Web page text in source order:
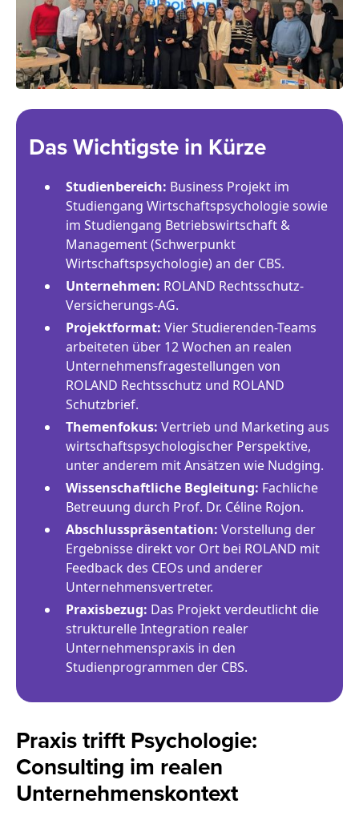
Das Wichtigste in Kürze
Studienbereich: Business Projekt im
Studiengang Wirtschaftspsychologie sowie
im Studiengang Betriebswirtschaft &
Management (Schwerpunkt
Wirtschaftspsychologie) an der CBS.
Unternehmen: ROLAND Rechtsschutz-
Versicherungs-AG.
Projektformat: Vier Studierenden-Teams
arbeiteten über 12 Wochen an realen
Unternehmensfragestellungen von
ROLAND Rechtsschutz und ROLAND
Schutzbrief.
Themenfokus: Vertrieb und Marketing aus
wirtschaftspsychologischer Perspektive,
unter anderem mit Ansätzen wie Nudging.
Wissenschaftliche Begleitung: Fachliche
Betreuung durch Prof. Dr. Céline Rojon.
Abschlusspräsentation: Vorstellung der
Ergebnisse direkt vor Ort bei ROLAND mit
Feedback des CEOs und anderer
Unternehmensvertreter.
Praxisbezug: Das Projekt verdeutlicht die
strukturelle Integration realer
Unternehmenspraxis in den
Studienprogrammen der CBS.
Praxis trifft Psychologie:
Consulting im realen
Unternehmenskontext